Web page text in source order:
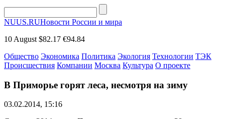
NUUS.RUНовости России и мира
10 August $82.17 €94.84
Общество Экономика Политика Экология Технологии ТЭК
Происшествия Компании Москва Культура О проекте
В Приморье горят леса, несмотря на зиму
03.02.2014, 15:16